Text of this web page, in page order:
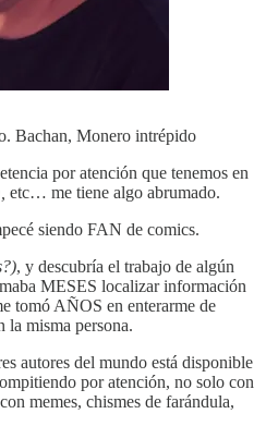
Bachan, Monero intrépido
por atención que tenemos en
etc… me tiene algo abrumado.
siendo FAN de comics.
, y descubría el trabajo de algún
MESES localizar información
tomó AÑOS en enterarme de
la misma persona.
autores del mundo está disponible
por atención, no solo con
memes, chismes de farándula,